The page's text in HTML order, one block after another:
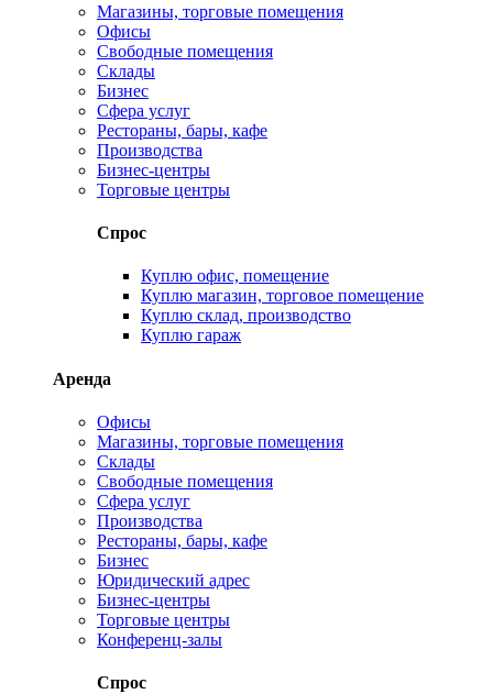
Магазины, торговые помещения
Офисы
Свободные помещения
Склады
Бизнес
Сфера услуг
Рестораны, бары, кафе
Производства
Бизнес-центры
Торговые центры
Спрос
Куплю офис, помещение
Куплю магазин, торговое помещение
Куплю склад, производство
Куплю гараж
Аренда
Офисы
Магазины, торговые помещения
Склады
Свободные помещения
Сфера услуг
Производства
Рестораны, бары, кафе
Бизнес
Юридический адрес
Бизнес-центры
Торговые центры
Конференц-залы
Спрос